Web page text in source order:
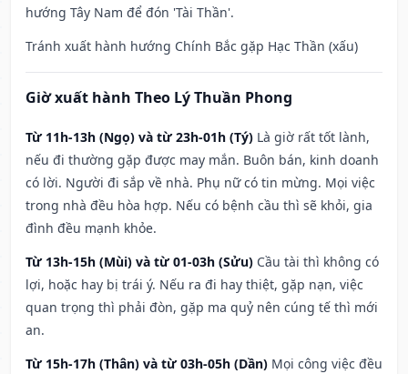
hướng Tây Nam để đón 'Tài Thần'.
Tránh xuất hành hướng Chính Bắc gặp Hạc Thần (xấu)
Giờ xuất hành Theo Lý Thuần Phong
Từ 11h-13h (Ngọ) và từ 23h-01h (Tý) Là giờ rất tốt lành,
nếu đi thường gặp được may mắn. Buôn bán, kinh doanh
có lời. Người đi sắp về nhà. Phụ nữ có tin mừng. Mọi việc
trong nhà đều hòa hợp. Nếu có bệnh cầu thì sẽ khỏi, gia
đình đều mạnh khỏe.
Từ 13h-15h (Mùi) và từ 01-03h (Sửu) Cầu tài thì không có
lợi, hoặc hay bị trái ý. Nếu ra đi hay thiệt, gặp nạn, việc
quan trọng thì phải đòn, gặp ma quỷ nên cúng tế thì mới
an.
Từ 15h-17h (Thân) và từ 03h-05h (Dần) Mọi công việc đều